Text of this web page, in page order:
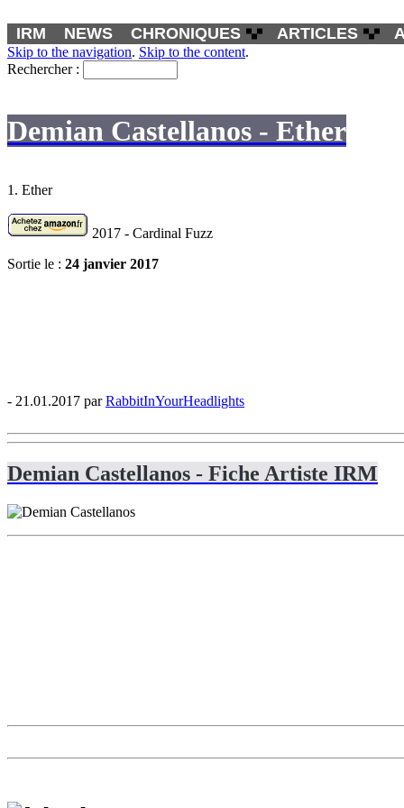
IRM NEWS CHRONIQUES ARTICLES
Skip to the navigation. Skip to the content.
Rechercher :
Demian Castellanos - Ether
1. Ether
2017 - Cardinal Fuzz
Sortie le : 24 janvier 2017
- 21.01.2017 parRabbitInYourHeadlights
Demian Castellanos - Fiche Artiste IRM